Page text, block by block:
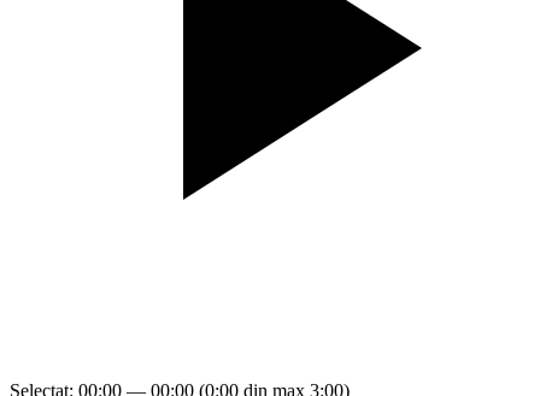
Selectat: 00:00 — 00:00 (0:00 din max 3:00)